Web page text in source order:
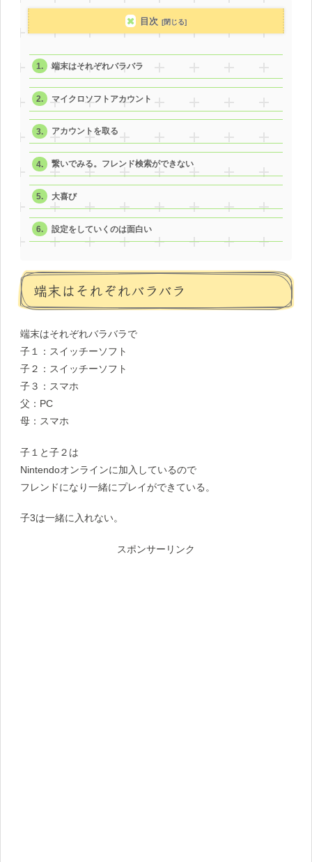
目次
端末はそれぞれバラバラ
マイクロソフトアカウント
アカウントを取る
繋いでみる。フレンド検索ができない
大喜び
設定をしていくのは面白い
端末はそれぞれバラバラ
端末はそれぞれバラバラで
子１：スイッチーソフト
子２：スイッチーソフト
子３：スマホ
父：PC
母：スマホ
子１と子２は
Nintendoオンラインに加入しているので
フレンドになり一緒にプレイができている。
子3は一緒に入れない。
スポンサーリンク